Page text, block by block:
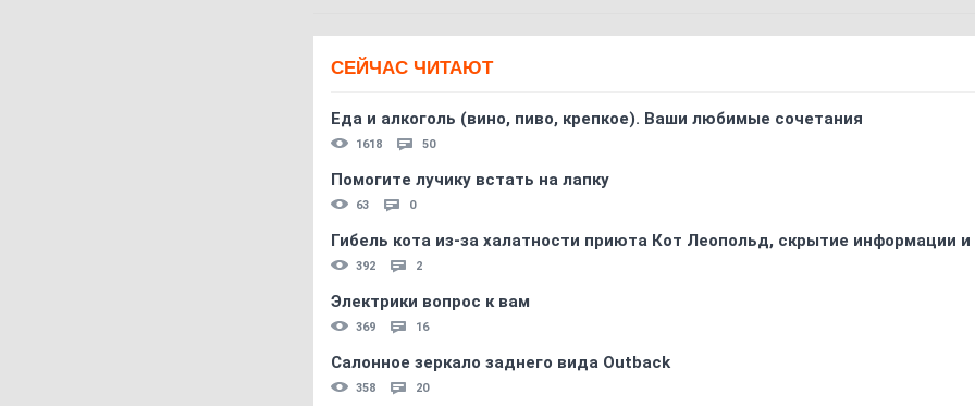
СЕЙЧАС ЧИТАЮТ
Еда и алкоголь (вино, пиво, крепкое). Ваши любимые сочетания
1618 50
Помогите лучику встать на лапку
63 0
Гибель кота из-за халатности приюта Кот Леопольд, скрытиe информации
392 2
Электрики вопрос к вам
369 16
Салонное зеркало заднего вида Outback
358 20